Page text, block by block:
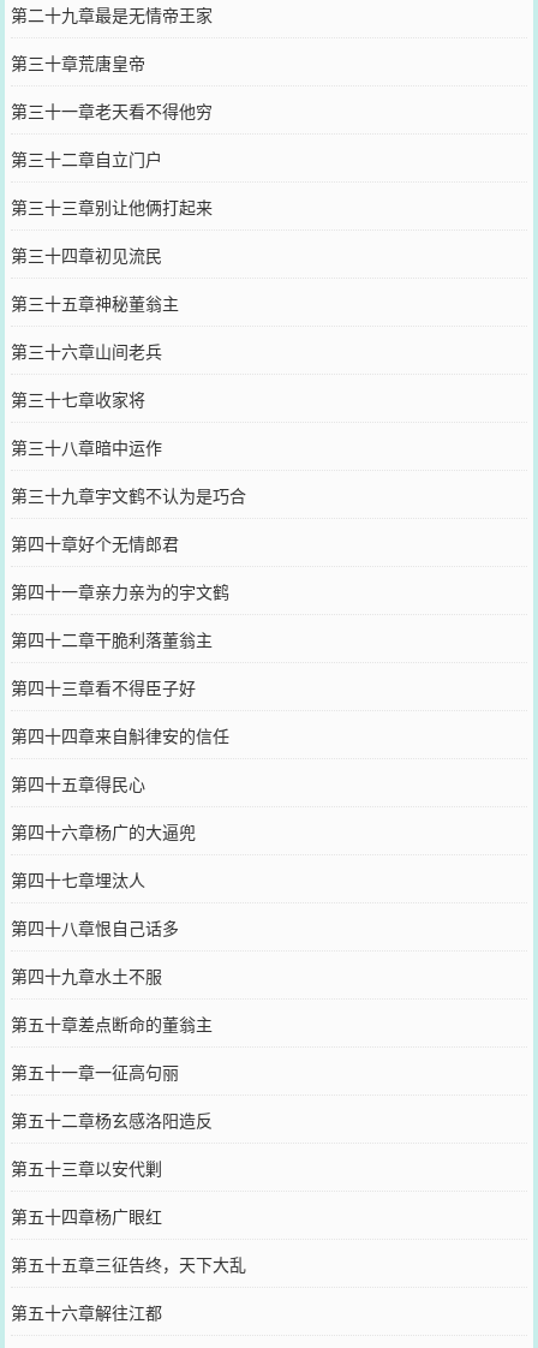
第二十九章最是无情帝王家
第三十章荒唐皇帝
第三十一章老天看不得他穷
第三十二章自立门户
第三十三章别让他俩打起来
第三十四章初见流民
第三十五章神秘董翁主
第三十六章山间老兵
第三十七章收家将
第三十八章暗中运作
第三十九章宇文鹤不认为是巧合
第四十章好个无情郎君
第四十一章亲力亲为的宇文鹤
第四十二章干脆利落董翁主
第四十三章看不得臣子好
第四十四章来自斛律安的信任
第四十五章得民心
第四十六章杨广的大逼兜
第四十七章埋汰人
第四十八章恨自己话多
第四十九章水土不服
第五十章差点断命的董翁主
第五十一章一征高句丽
第五十二章杨玄感洛阳造反
第五十三章以安代剿
第五十四章杨广眼红
第五十五章三征告终，天下大乱
第五十六章解往江都